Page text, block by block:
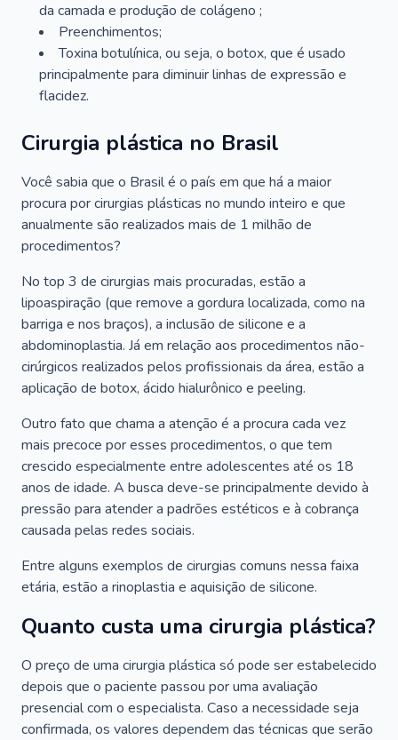
da camada e produção de colágeno ;
Preenchimentos;
Toxina botulínica, ou seja, o botox, que é usado
principalmente para diminuir linhas de expressão e
flacidez.
Cirurgia plástica no Brasil
Você sabia que o Brasil é o país em que há a maior
procura por cirurgias plásticas no mundo inteiro e que
anualmente são realizados mais de 1 milhão de
procedimentos?
No top 3 de cirurgias mais procuradas, estão a
lipoaspiração (que remove a gordura localizada, como na
barriga e nos braços), a inclusão de silicone e a
abdominoplastia. Já em relação aos procedimentos não-
cirúrgicos realizados pelos profissionais da área, estão a
aplicação de botox, ácido hialurônico e peeling.
Outro fato que chama a atenção é a procura cada vez
mais precoce por esses procedimentos, o que tem
crescido especialmente entre adolescentes até os 18
anos de idade. A busca deve-se principalmente devido à
pressão para atender a padrões estéticos e à cobrança
causada pelas redes sociais.
Entre alguns exemplos de cirurgias comuns nessa faixa
etária, estão a rinoplastia e aquisição de silicone.
Quanto custa uma cirurgia plástica?
O preço de uma cirurgia plástica só pode ser estabelecido
depois que o paciente passou por uma avaliação
presencial com o especialista. Caso a necessidade seja
confirmada, os valores dependem das técnicas que serão